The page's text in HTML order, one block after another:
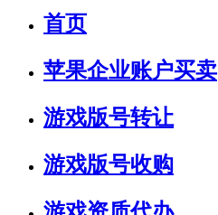
首页
苹果企业账户买卖
游戏版号转让
游戏版号收购